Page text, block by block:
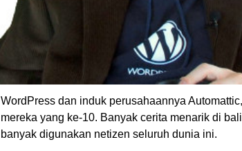
WordPress dan induk perusahaannya
mereka yang ke-10. Banyak cerita menarik di
banyak digunakan netizen seluruh dunia ini.